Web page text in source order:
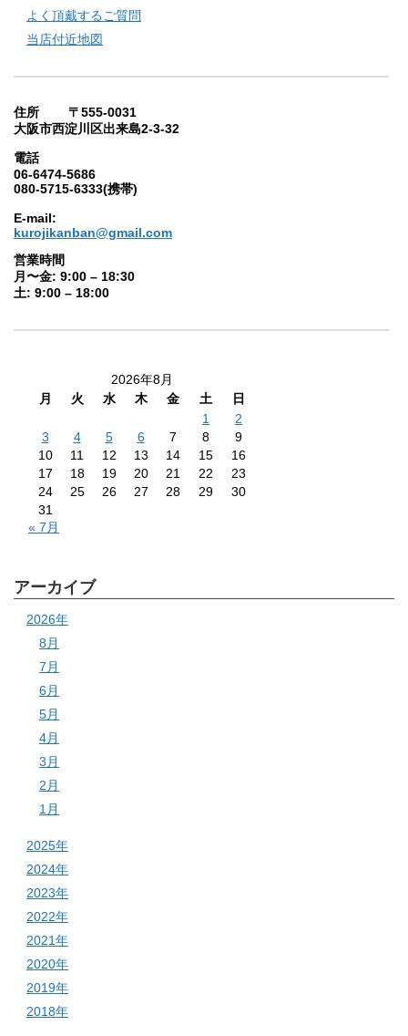
よく頂戴するご質問
当店付近地図
住所 〒555-0031
大阪市西淀川区出来島2-3-32
電話
06-6474-5686
080-5715-6333(携帯)
E-mail:
kurojikanban@gmail.com
営業時間
月〜金: 9:00 – 18:30
土: 9:00 – 18:00
2026年8月
月
火 水 木 金 土
日
1
2
3
4 5 6 7 8
9
10
11 12 13 14 15
16
17
18 19 20 21 22
23
24
25 26 27 28 29
30
31
« 7月
アーカイブ
2026年
8月
7月
6月
5月
4月
3月
2月
1月
2025年
2024年
2023年
2022年
2021年
2020年
2019年
2018年